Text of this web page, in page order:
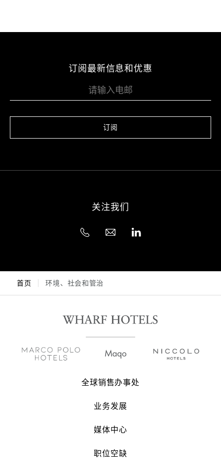
订阅最新信息和优惠
订阅
关注我们
首页 环境、社会和管治
全球销售办事处
业务发展
媒体中心
职位空缺